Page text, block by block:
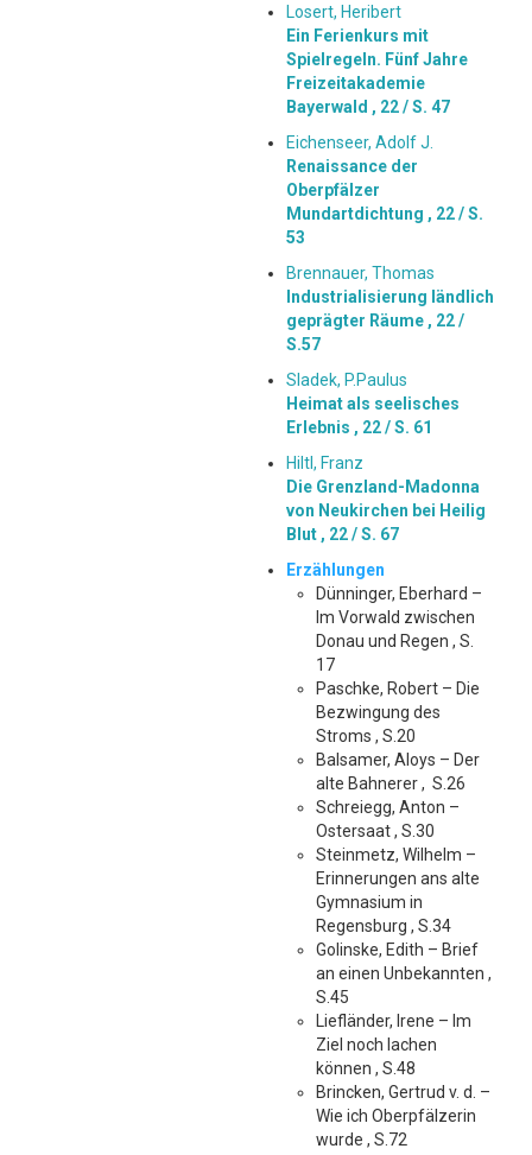
Losert, Heribert
Ein Ferienkurs mit
Spielregeln. Fünf Jahre
Freizeitakademie
Bayerwald , 22 / S. 47
Eichenseer, Adolf J.
Renaissance der
Oberpfälzer
Mundartdichtung , 22 / S.
53
Brennauer, Thomas
Industrialisierung ländlich
geprägter Räume , 22 /
S.57
Sladek, P.Paulus
Heimat als seelisches
Erlebnis , 22 / S. 61
Hiltl, Franz
Die Grenzland-Madonna
von Neukirchen bei Heilig
Blut , 22 / S. 67
Erzählungen
Dünninger, Eberhard –
Im Vorwald zwischen
Donau und Regen , S.
17
Paschke, Robert – Die
Bezwingung des
Stroms , S.20
Balsamer, Aloys – Der
alte Bahnerer , S.26
Schreiegg, Anton –
Ostersaat , S.30
Steinmetz, Wilhelm –
Erinnerungen ans alte
Gymnasium in
Regensburg , S.34
Golinske, Edith – Brief
an einen Unbekannten ,
S.45
Liefländer, Irene – Im
Ziel noch lachen
können , S.48
Brincken, Gertrud v. d. –
Wie ich Oberpfälzerin
wurde , S.72